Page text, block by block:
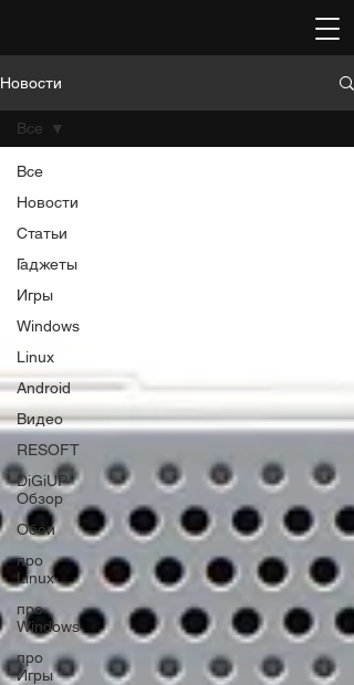
Новости
Все
Новости
Статьи
Гаджеты
Игры
Windows
Linux
Android
Видео
RESOFT
DiGiUP
Обзор
Обои
про
Linux
про
Windows
про
Игры
Все